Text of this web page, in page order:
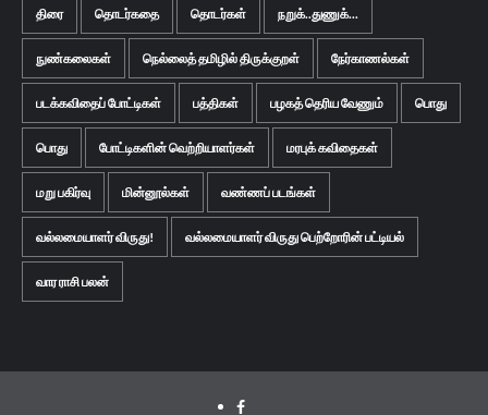
திரை தொடர்கதை தொடர்கள் நறுக்..துணுக்...
நுண்கலைகள் நெல்லைத் தமிழில் திருக்குறள் நேர்காணல்கள்
படக்கவிதைப் போட்டிகள் பத்திகள் பழகத் தெரிய வேணும் பொது
பொது போட்டிகளின் வெற்றியாளர்கள் மரபுக் கவிதைகள்
மறு பகிர்வு மின்னூல்கள் வண்ணப் படங்கள்
வல்லமையாளர் விருது! வல்லமையாளர் விருது பெற்றோரின் பட்டியல்
வார ராசி பலன்
Facebook